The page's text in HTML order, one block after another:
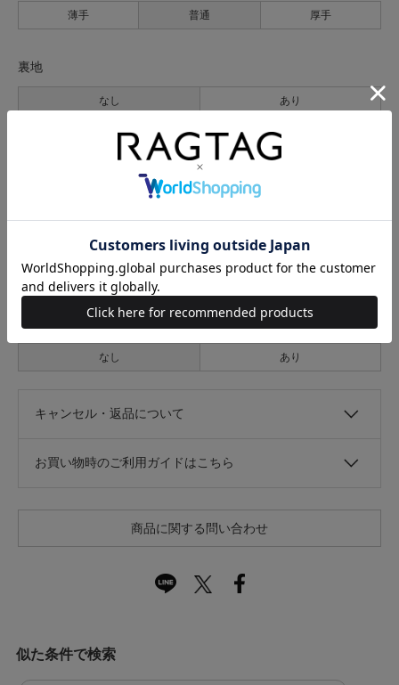
薄手 普通 厚手
裏地
なし あり
なし あり
光沢
なし あり
キャンセル・返品について
お買い物時のご利用ガイドはこちら
商品に関する問い合わせ
似た条件で検索